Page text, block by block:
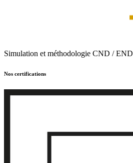
Simulation et méthodologie CND / END
Nos certifications